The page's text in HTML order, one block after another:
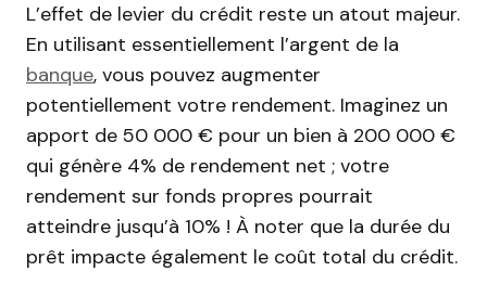
L’effet de levier du crédit reste un atout majeur.
En utilisant essentiellement l’argent de la
banque, vous pouvez augmenter
potentiellement votre rendement. Imaginez un
apport de 50 000 € pour un bien à 200 000 €
qui génère 4% de rendement net ; votre
rendement sur fonds propres pourrait
atteindre jusqu’à 10% ! À noter que la durée du
prêt impacte également le coût total du crédit.